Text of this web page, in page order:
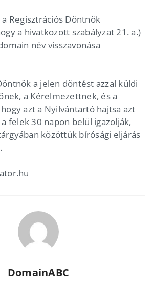
Regisztrációs Döntnök
a hivatkozott szabályzat 21. a.)
név visszavonása
a jelen döntést azzal küldi
a Kérelmezettnek, és a
azt a Nyilvántartó hajtsa azt
felek 30 napon belül igazolják,
közöttük bírósági eljárás
DomainABC